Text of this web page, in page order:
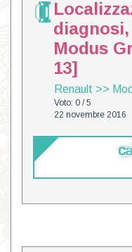
Modus
13]
Renault >>
Voto: 0 / 5
22 novembre 2016